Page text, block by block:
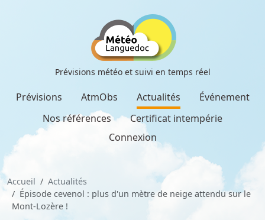
Prévisions météo et suivi en temps réel
Prévisions AtmObs Actualités
Événement
Nos références
Certificat intempérie
Connexion
Accueil
Actualités
Épisode cevenol : plus d'un mètre de neige attendu sur le
Mont-Lozère !